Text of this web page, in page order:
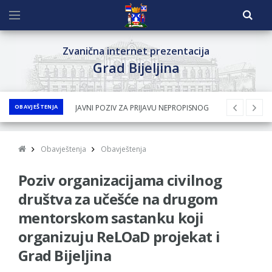
Zvanična internet prezentacija
Grad Bijeljina
OBAVJEŠTENJA
JAVNI POZIV ZA PRIJAVU NEPROPISNOG
ODLAGANjA OTPADA UZ DODJELU
BESPOVRATNIH SREDSTAVA ZA
SUFINANSIRANjE KUPOVINE SEOSKE KUĆE SA
OKUĆNICOM NA TERITORIJI GRADA BIJELjINA
ZA 2026. GODINU
Obavještenje za preduzetnika - Nenad
Nukić
Obavještenja Obavještenja
Poziv organizacijama civilnog
društva za učešće na drugom
mentorskom sastanku koji
organizuju ReLOaD projekat i
Grad Bijeljina